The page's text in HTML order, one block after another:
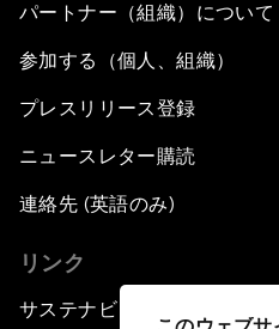
パートナー（組織）について
参加する（個人、組織）
プレスリリース登録
ニュースレター購読
連絡先 (英語のみ)
リンク
サステナビリティへの取り組